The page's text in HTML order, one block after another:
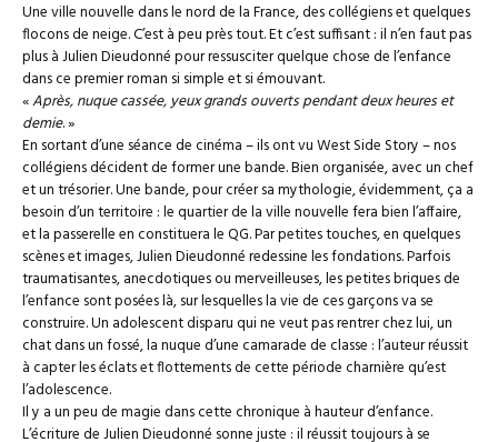
Une ville nouvelle dans le nord de la France, des collégiens et quelques
flocons de neige. C’est à peu près tout. Et c’est suffisant : il n’en faut pas
plus à Julien Dieudonné pour ressusciter quelque chose de l’enfance
dans ce premier roman si simple et si émouvant.
«Après, nuque cassée, yeux grands ouverts pendant deux heures et
demie. »
En sortant d’une séance de cinéma – ils ont vu West Side Story – nos
collégiens décident de former une bande. Bien organisée, avec un chef
et un trésorier. Une bande, pour créer sa mythologie, évidemment, ça a
besoin d’un territoire : le quartier de la ville nouvelle fera bien l’affaire,
et la passerelle en constituera le QG. Par petites touches, en quelques
scènes et images, Julien Dieudonné redessine les fondations. Parfois
traumatisantes, anecdotiques ou merveilleuses, les petites briques de
l’enfance sont posées là, sur lesquelles la vie de ces garçons va se
construire. Un adolescent disparu qui ne veut pas rentrer chez lui, un
chat dans un fossé, la nuque d’une camarade de classe : l’auteur réussit
à capter les éclats et flottements de cette période charnière qu’est
l’adolescence.
Il y a un peu de magie dans cette chronique à hauteur d’enfance.
L’écriture de Julien Dieudonné sonne juste : il réussit toujours à se